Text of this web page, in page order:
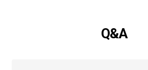
Q&A